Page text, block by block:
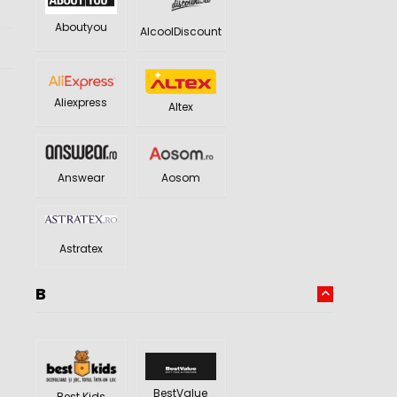
Aboutyou AlcoolDiscount
Aliexpress Altex
Answear Aosom
Astratex
B
BestValue